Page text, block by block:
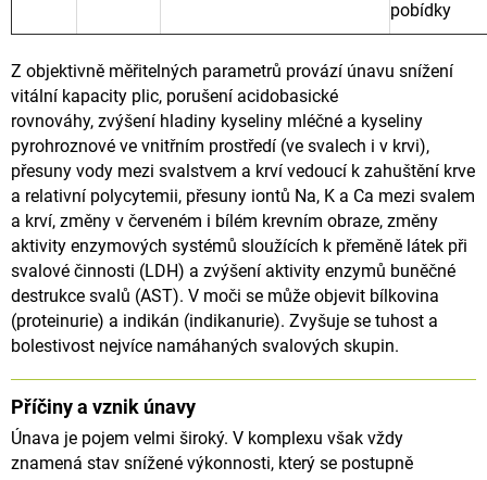
pobídky
Z objektivně měřitelných parametrů provází únavu snížení
vitální kapacity plic, porušení acidobasické
rovnováhy, zvýšení hladiny kyseliny mléčné a kyseliny
pyrohroznové ve vnitřním prostředí (ve svalech i v krvi),
přesuny vody mezi svalstvem a krví vedoucí k zahuštění krve
a relativní polycytemii, přesuny iontů Na, K a Ca mezi svalem
a krví, změny v červeném i bílém krevním obraze, změny
aktivity enzymových systémů sloužících k přeměně látek při
svalové činnosti (LDH) a zvýšení aktivity enzymů buněčné
destrukce svalů (AST). V moči se může objevit bílkovina
(proteinurie) a indikán (indikanurie). Zvyšuje se tuhost a
bolestivost nejvíce namáhaných svalových skupin.
Příčiny a vznik únavy
Únava je pojem velmi široký. V komplexu však vždy
znamená stav snížené výkonnosti, který se postupně